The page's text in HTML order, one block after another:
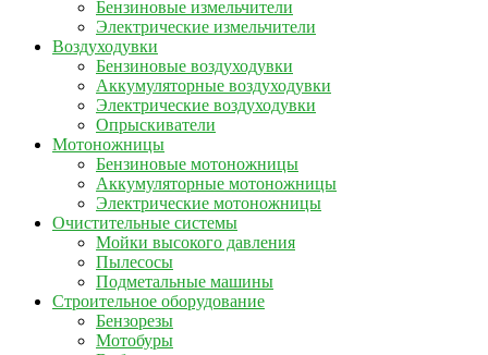
Бензиновые измельчители
Электрические измельчители
Воздуходувки
Бензиновые воздуходувки
Аккумуляторные воздуходувки
Электрические воздуходувки
Опрыскиватели
Мотоножницы
Бензиновые мотоножницы
Аккумуляторные мотоножницы
Электрические мотоножницы
Очистительные системы
Мойки высокого давления
Пылесосы
Подметальные машины
Строительное оборудование
Бензорезы
Мотобуры